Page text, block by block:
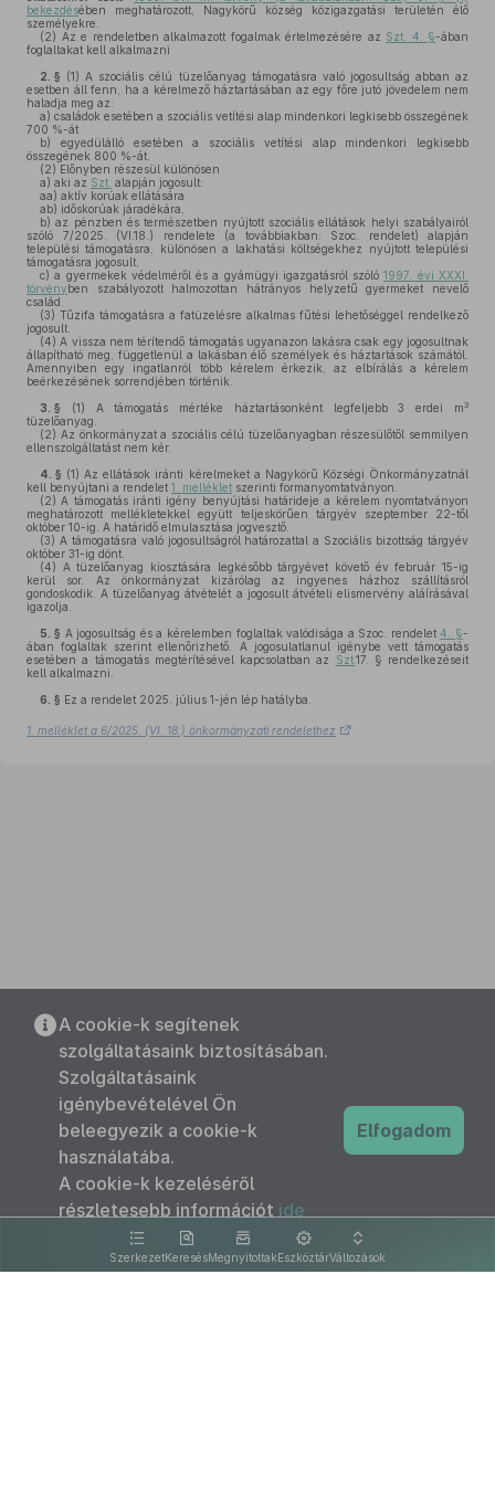
bekezdésében meghatározott, Nagykörű község közigazgatási területén élő
személyekre.
(2) Az e rendeletben alkalmazott fogalmak értelmezésére az Szt. 4. §-ában
foglaltakat kell alkalmazni
2. § (1) A szociális célú tüzelőanyag támogatásra való jogosultság abban az
esetben áll fenn, ha a kérelmező háztartásában az egy főre jutó jövedelem nem
haladja meg az:
a) családok esetében a szociális vetítési alap mindenkori legkisebb összegének
700 %-át
b) egyedülálló esetében a szociális vetítési alap mindenkori legkisebb
összegének 800 %-át.
(2) Előnyben részesül különösen
a) aki az Szt. alapján jogosult:
aa) aktív korúak ellátására
ab) időskorúak járadékára,
b) az pénzben és természetben nyújtott szociális ellátások helyi szabályairól
szóló 7/2025. (VI.18.) rendelete (a továbbiakban: Szoc. rendelet) alapján
települési támogatásra, különösen a lakhatási költségekhez nyújtott települési
támogatásra jogosult,
c) a gyermekek védelméről és a gyámügyi igazgatásról szóló1997. évi XXXI.
törvényben szabályozott halmozottan hátrányos helyzetű gyermeket nevelő
család.
(3) Tűzifa támogatásra a fatüzelésre alkalmas fűtési lehetőséggel rendelkező
jogosult.
(4) A vissza nem térítendő támogatás ugyanazon lakásra csak egy jogosultnak
állapítható meg, függetlenül a lakásban élő személyek és háztartások számától.
Amennyiben egy ingatlanról több kérelem érkezik, az elbírálás a kérelem
beérkezésének sorrendjében történik.
3. § (1) A támogatás mértéke háztartásonként legfeljebb 3 erdei m3
tüzelőanyag.
(2) Az önkormányzat a szociális célú tüzelőanyagban részesülőtől semmilyen
ellenszolgáltatást nem kér.
4. § (1) Az ellátások iránti kérelmeket a Nagykörű Községi Önkormányzatnál
kell benyújtani a rendelet 1. melléklet szerinti formanyomtatványon.
(2) A támogatás iránti igény benyújtási határideje a kérelem nyomtatványon
meghatározott mellékletekkel együtt teljeskörűen tárgyév szeptember 22-től
október 10-ig. A határidő elmulasztása jogvesztő.
(3) A támogatásra való jogosultságról határozattal a Szociális bizottság tárgyév
október 31-ig dönt.
(4) A tüzelőanyag kiosztására legkésőbb tárgyévet követő év február 15-ig
kerül sor. Az önkormányzat kizárólag az ingyenes házhoz szállításról
gondoskodik. A tüzelőanyag átvételét a jogosult átvételi elismervény aláírásával
igazolja.
5. § A jogosultság és a kérelemben foglaltak valódisága a Szoc. rendelet4. §-
ában foglaltak szerint ellenőrizhető. A jogosulatlanul igénybe vett támogatás
esetében a támogatás megtérítésével kapcsolatban az
Szt.17. § rendelkezéseit
kell alkalmazni.
6. § Ez a rendelet 2025. július 1-jén lép hatályba.
1. melléklet a 6/2025. (VI. 18.) önkormányzati rendelethez
SzerkezetKeresésMegnyitottakEszköztárVáltozások
A cookie-k segítenek
szolgáltatásaink biztosításában.
Szolgáltatásaink
igénybevételével Ön
beleegyezik a cookie-k
használatába.
A cookie-k kezeléséről
részletesebb információt ide
kattintva olvashat.
Elfogadom